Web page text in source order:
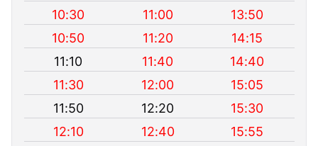
10:30
11:00
13:50
10:50
11:20
14:15
11:10
11:40
14:40
11:30
12:00
15:05
11:50
12:20
15:30
12:10
12:40
15:55